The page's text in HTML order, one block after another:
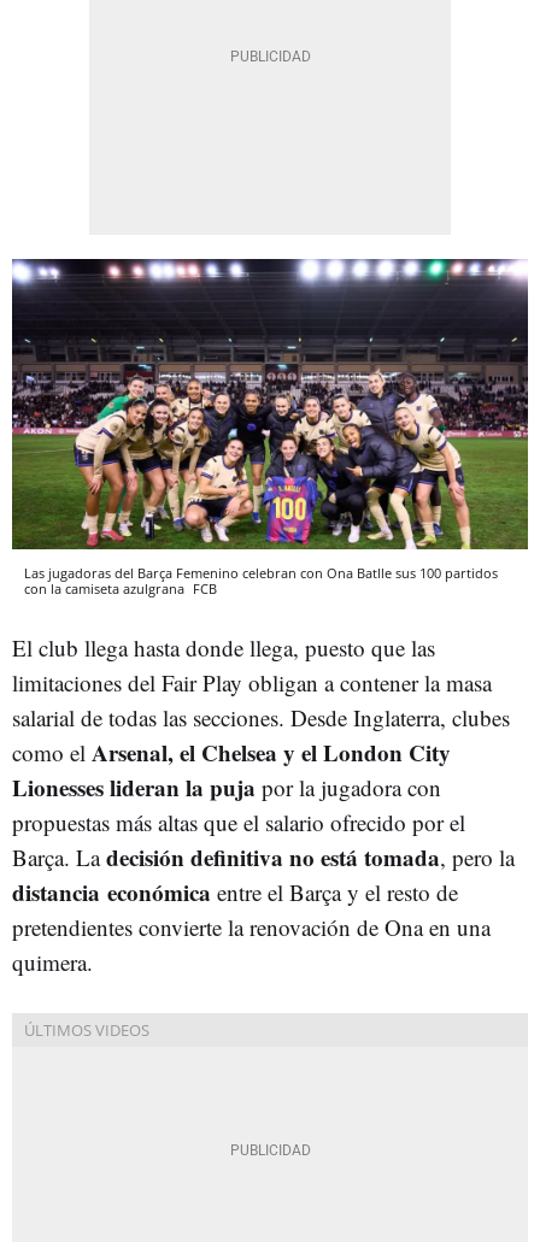
Las jugadoras del Barça Femenino celebran con Ona Batlle sus 100 partidos
con la camiseta azulgrana FCB
El club llega hasta donde llega, puesto que las
limitaciones del Fair Play obligan a contener la masa
salarial de todas las secciones. Desde Inglaterra, clubes
como el Arsenal, el Chelsea y el London City
Lionesses lideran la puja por la jugadora con
propuestas más altas que el salario ofrecido por el
Barça. Ladecisión definitiva no está tomada, pero la
distancia económica entre el Barça y el resto de
pretendientes convierte la renovación de Ona en una
quimera.